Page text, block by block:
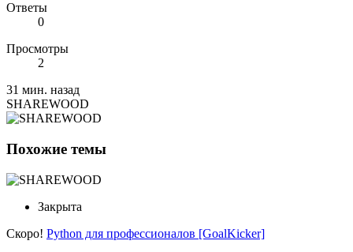
Ответы
0
Просмотры
2
31 мин. назад
SHAREWOOD
Похожие темы
Закрыта
Скоро! Python для профессионалов [GoalKicker]